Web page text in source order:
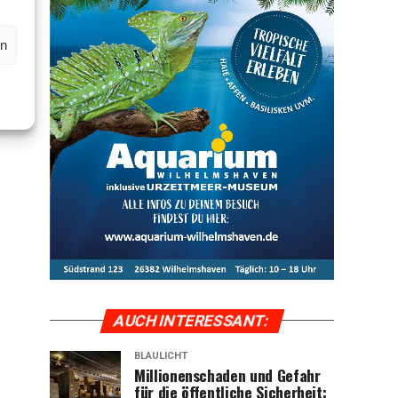
AUCH INTER­ES­SANT:
BLAULICHT
Mil­lio­nen­scha­den und Gefahr
für die öffent­li­che Sicher­heit: